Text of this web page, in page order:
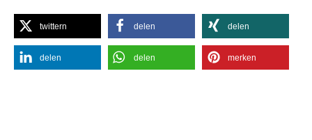
twittern delen delen
delen delen merken